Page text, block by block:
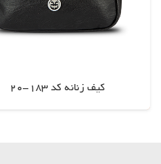
کیف زنانه کد 183-20